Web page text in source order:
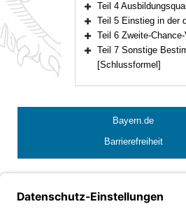
Bereich erweitern
Teil 4 Ausbildungsqualifizierung für die Ämter ab
Bereich erweitern
Teil 5 Einstieg in der dritten
Bereich erweitern
Teil 6 Zweite-Chance-
Bereich erweitern
Teil 7 Sonstige Bestimmungen,
[Schlussformel]
Bayern.de
Barrierefreiheit